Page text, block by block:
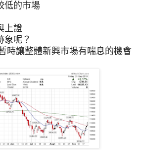
低的市場
上證
象呢？
時讓整體新興市場有喘息的機會